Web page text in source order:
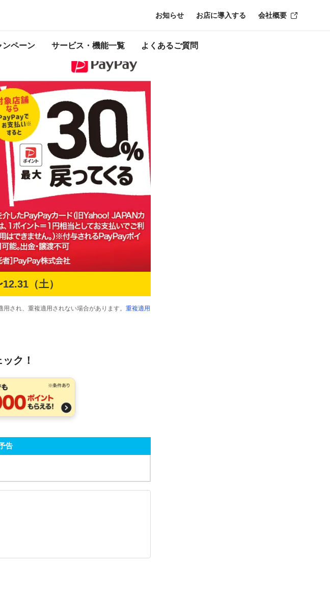
ンペーン サービス・機能一覧 よくあるご質問
お知らせ お店に導入する 会社概要
（土）
され、重複適用されない場合があります。 重複適用
ク！
告